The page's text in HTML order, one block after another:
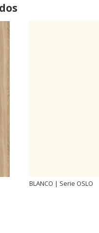
BLANCO | Serie OSLO